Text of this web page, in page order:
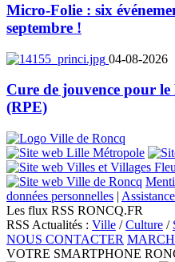
Micro-Folie : six
septembre !
04-08-2026
Cure de jouvence pour
(RPE)
données personnelles | Assistance
Les flux RSS RONCQ.FR
RSS Actualités : Ville /Culture /
NOUS CONTACTER
VOTRE SMARTPHONE